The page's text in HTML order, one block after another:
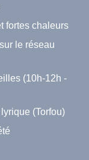
fortes chaleurs
le réseau
(10h-12h -
(Torfou)